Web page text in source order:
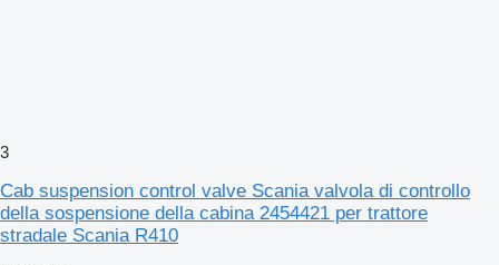
3
Cab suspension control valve Scania valvola di controllo
della sospensione della cabina 2454421 per trattore
stradale Scania R410